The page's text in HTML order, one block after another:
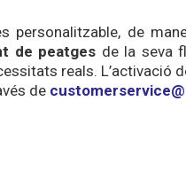
personalitzable, de
de peatges de la seva
reals.
de